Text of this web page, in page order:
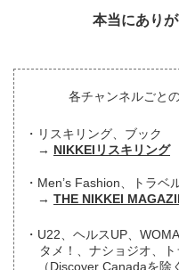
本当にあり
各チャンネルごと
リスキリング、ブック
NIKKEIリスキリング
Men’s Fashion、トラベ
THE NIKKEI
U22、ヘルスUP、
タメ！、ナショジオ、
（Discover Canadaを